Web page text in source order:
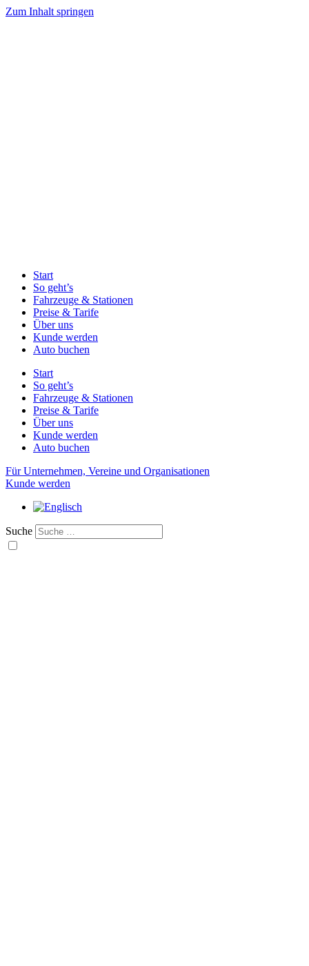
Zum Inhalt springen
Start
So geht’s
Fahrzeuge & Stationen
Preise & Tarife
Über uns
Kunde werden
Auto buchen
Start
So geht’s
Fahrzeuge & Stationen
Preise & Tarife
Über uns
Kunde werden
Auto buchen
Für Unternehmen, Vereine und Organisationen
Kunde werden
Suche